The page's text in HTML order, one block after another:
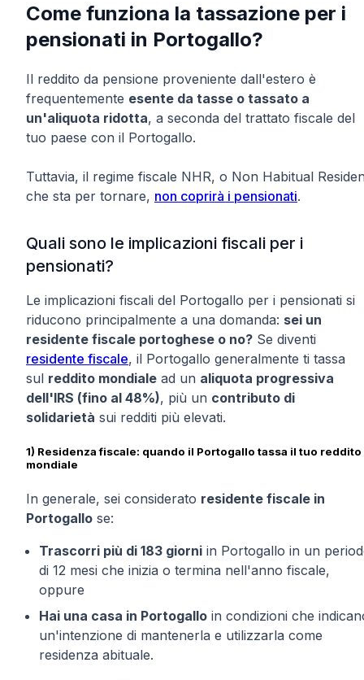
Come funziona la tassazione per i
pensionati in Portogallo?
Il reddito da pensione proveniente dall'estero è
frequentemente esente da tasse o tassato a
un'aliquota ridotta, a seconda del trattato fiscale del
tuo paese con il Portogallo.
Tuttavia, il regime fiscale NHR, o Non Habitual
che sta per tornare, non coprirà i pensionati.
Quali sono le implicazioni fiscali per i
pensionati?
Le implicazioni fiscali del Portogallo per i pensionati si
riducono principalmente a una domanda: sei un
residente fiscale portoghese o no? Se diventi
residente fiscale, il Portogallo generalmente ti tassa
sul reddito mondiale ad un aliquota progressiva
dell'IRS (fino al 48%), più un contributo di
solidarietà sui redditi più elevati.
1) Residenza fiscale: quando il Portogallo tassa il tuo reddito
mondiale
In generale, sei considerato residente fiscale in
Portogallo se:
Trascorri più di 183 giorni in Portogallo in un
di 12 mesi che inizia o termina nell'anno fiscale,
oppure
Hai una casa in Portogallo in condizioni che
un'intenzione di mantenerla e utilizzarla come
residenza abituale.